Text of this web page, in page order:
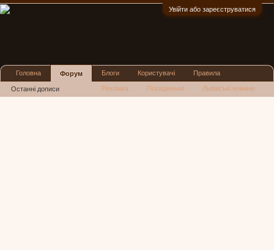
Увійти або зареєструватися
Головна Форум
Останні дописи
Блоги Користувачі Правила
Реклама Посиденьки Львівські новини